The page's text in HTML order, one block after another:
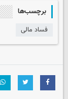
برچسب‌ها
فساد مالی